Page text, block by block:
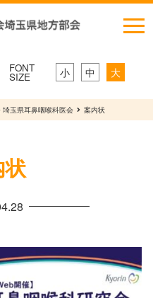
FONT
SIZE 小 中 大
玉県耳鼻咽喉科医会 案内状